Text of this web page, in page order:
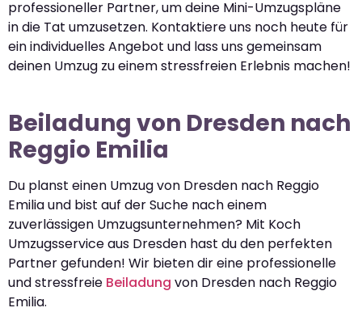
professioneller Partner, um deine Mini-Umzugspläne
in die Tat umzusetzen. Kontaktiere uns noch heute für
ein individuelles Angebot und lass uns gemeinsam
deinen Umzug zu einem stressfreien Erlebnis machen!
Beiladung von Dresden nach
Reggio Emilia
Du planst einen Umzug von Dresden nach Reggio
Emilia und bist auf der Suche nach einem
zuverlässigen Umzugsunternehmen? Mit Koch
Umzugsservice aus Dresden hast du den perfekten
Partner gefunden! Wir bieten dir eine professionelle
und stressfreie Beiladung von Dresden nach Reggio
Emilia.